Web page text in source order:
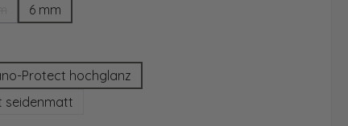
Option ist zurzeit nicht verfügbar.)
6 mm
Protect hochglanz
seidenmatt